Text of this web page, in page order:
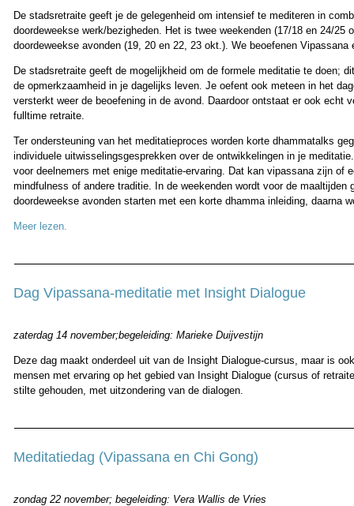
De stadsretraite geeft je de gelegenheid om intensief te mediteren in
doordeweekse werk/bezigheden. Het is twee weekenden (17/18 en 24/25
doordeweekse avonden (19, 20 en 22, 23 okt.). We beoefenen Vipassana
De stadsretraite geeft de mogelijkheid om de formele meditatie te doen;
de opmerkzaamheid in je dagelijks leven. Je oefent ook meteen in het
versterkt weer de beoefening in de avond. Daardoor ontstaat er ook echt
fulltime retraite.
Ter ondersteuning van het meditatieproces worden korte dhammatalks
individuele uitwisselingsgesprekken over de ontwikkelingen in je
voor deelnemers met enige meditatie-ervaring. Dat kan vipassana zijn of
mindfulness of andere traditie. In de weekenden wordt voor de maaltijden
doordeweekse avonden starten met een korte dhamma inleiding, daarna
Meer lezen.
Dag Vipassana-meditatie met Insight Dialogue
zaterdag 14 november;begeleiding: Marieke Duijvestijn
Deze dag maakt onderdeel uit van de Insight Dialogue-cursus, maar is
mensen met ervaring op het gebied van Insight Dialogue (cursus of
stilte gehouden, met uitzondering van de dialogen.
Meditatiedag (Vipassana en Chi Gong)
zondag 22 november; begeleiding: Vera Wallis de Vries